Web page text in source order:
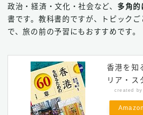
政治・経済・文化・社会など、 多角的
書です。教科書的ですが、トピックご
で、旅の前の予習にもおすすめです。
香港を知
リア・ス
created by
Amazon